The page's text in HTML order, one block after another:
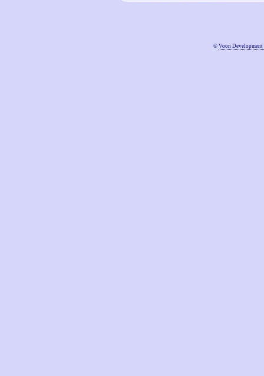
© Voon Development